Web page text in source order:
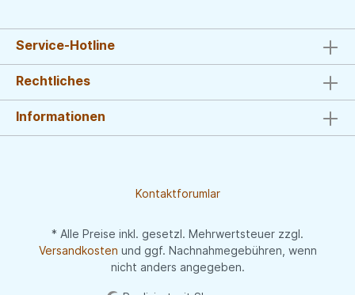
Service-Hotline
Rechtliches
Informationen
Kontaktforumlar
* Alle Preise inkl. gesetzl. Mehrwertsteuer zzgl.
Versandkosten und ggf. Nachnahmegebühren, wenn
nicht anders angegeben.